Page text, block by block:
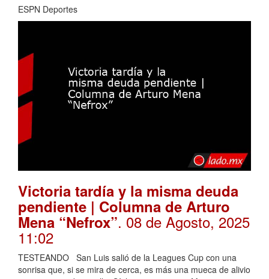
ESPN Deportes
Victoria tardía y la misma deuda
pendiente | Columna de Arturo
Mena “Nefrox”. 08 de Agosto, 2025
11:02
TESTEANDO San Luis salió de la Leagues Cup con una
sonrisa que, si se mira de cerca, es más una mueca de alivio